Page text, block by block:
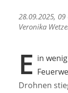
28.09.2025,
Veronika
E in
Drohnen